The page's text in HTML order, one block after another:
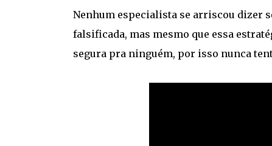
Nenhum especialista se arriscou dizer
falsificada, mas mesmo que essa
segura pra ninguém, por isso nunca